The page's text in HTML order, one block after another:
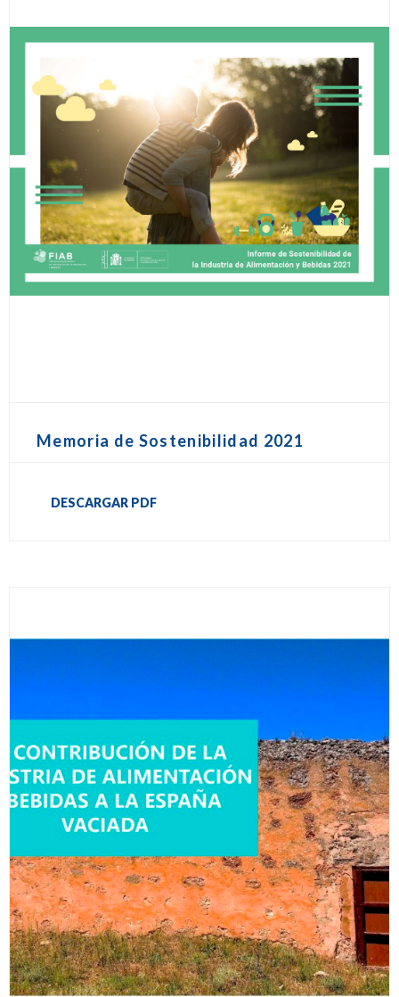
Memoria de Sostenibilidad 2021
DESCARGAR PDF